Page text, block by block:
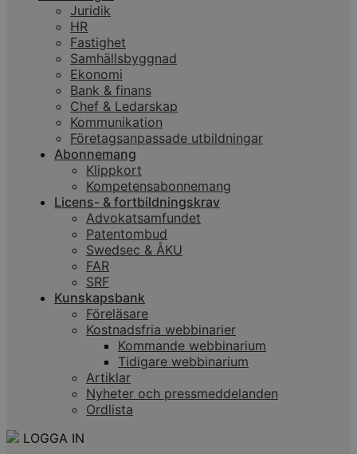
Juridik
HR
Fastighet
Samhällsbyggnad
Ekonomi
Bank & finans
Chef & Ledarskap
Kommunikation
Företagsanpassade utbildningar
Abonnemang
Klippkort
Kompetensabonnemang
Licens- & fortbildningskrav
Advokatsamfundet
Patentombud
Swedsec & ÅKU
FAR
SRF
Kunskapsbank
Föreläsare
Kostnadsfria webbinarier
Kommande webbinarium
Tidigare webbinarium
Artiklar
Nyheter och pressmeddelanden
Ordlista
LOGGA IN